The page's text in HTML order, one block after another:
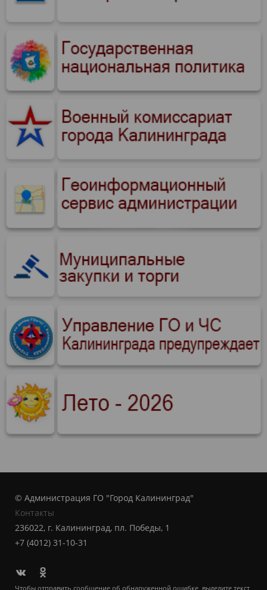
© Администрация ГО "Город Калининград"
Контакты
236022, г. Калининград, пл. Победы, 1
+7 (4012) 31-10-31
Чтобы отправить сообщение об обнаруженной ошибке, выделите текст